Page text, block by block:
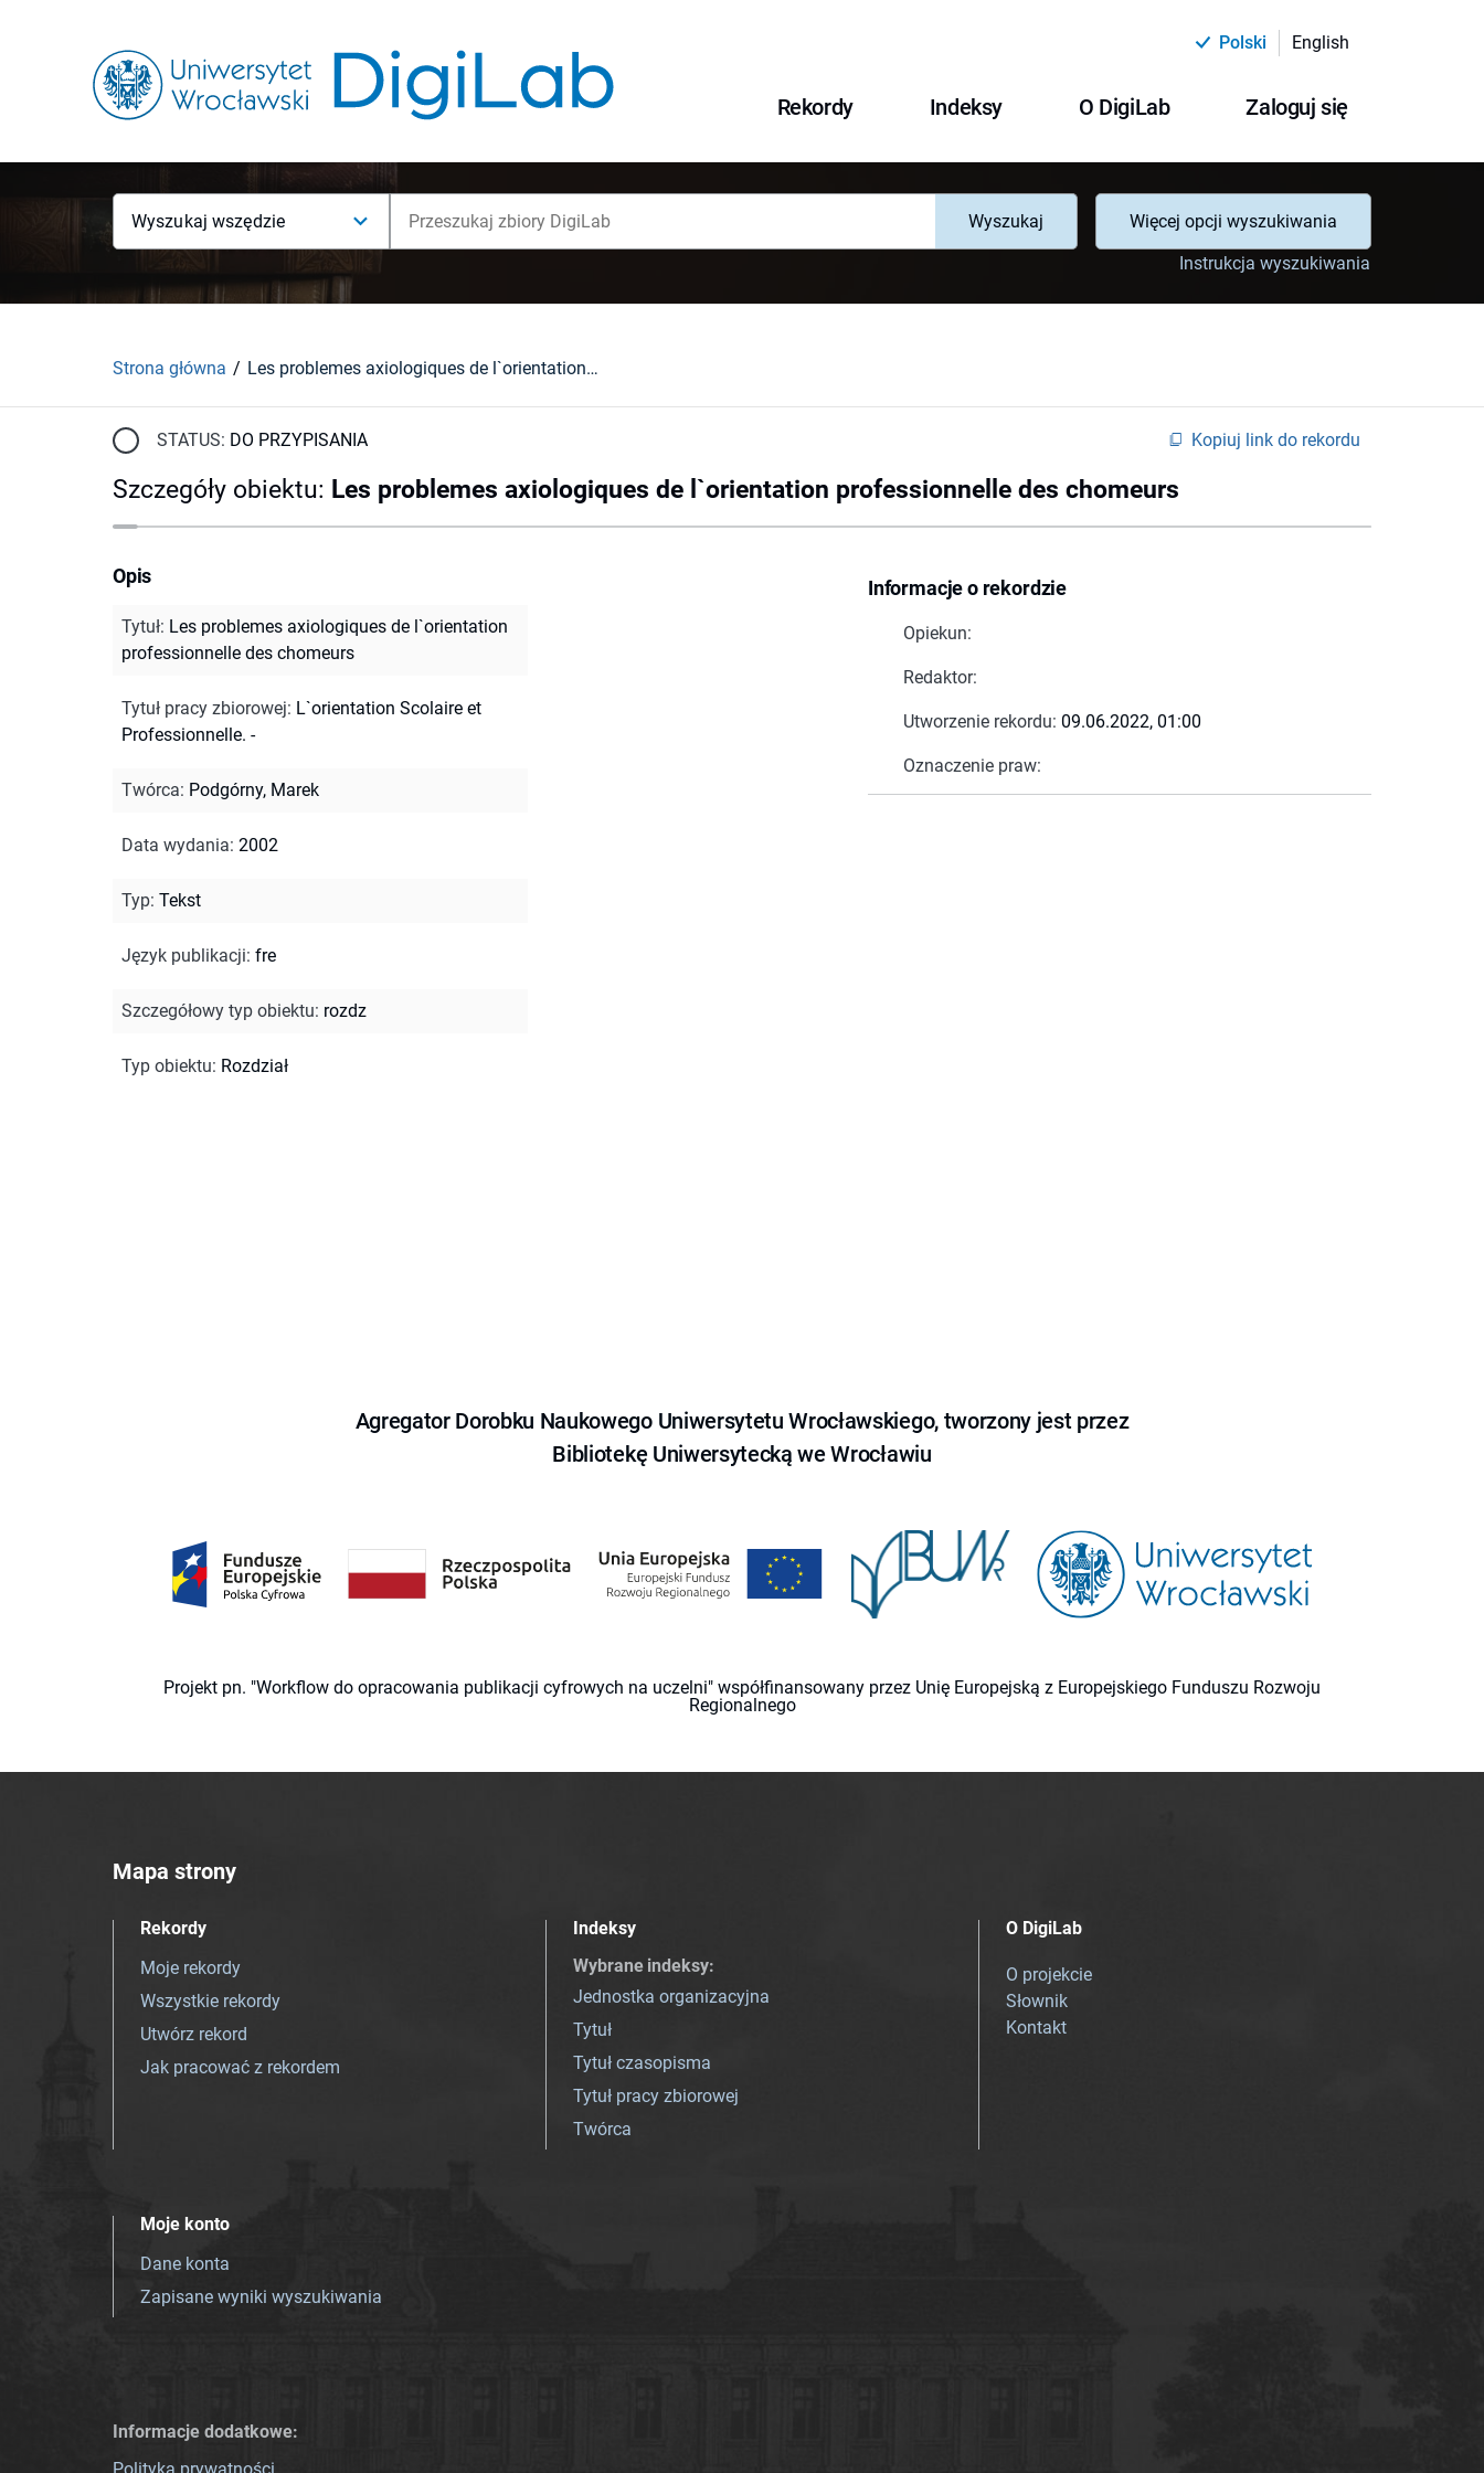
Polski English
Rekordy Indeksy O DigiLab Zaloguj się
Wyszukaj wszędzie Wyszukaj
Więcej opcji wyszukiwania
Instrukcja wyszukiwania
Strona główna Les problemes axiologiques de l`orientation professionnelle des chomeurs
STATUS: DO PRZYPISANIA Kopiuj link do rekordu
Szczegóły obiektu: Les problemes axiologiques de l`orientation professionnelle des chomeurs
Informacje o rekordzie
Opiekun:
Redaktor:
Utworzenie rekordu: 09.06.2022, 01:00
Oznaczenie praw:
Opis
Tytuł: Les problemes axiologiques de l`orientation
professionnelle des chomeurs
Tytuł pracy zbiorowej: L`orientation Scolaire et
Professionnelle. -
Twórca: Podgórny, Marek
Data wydania: 2002
Typ: Tekst
Język publikacji: fre
Szczegółowy typ obiektu: rozdz
Typ obiektu: Rozdział
Agregator Dorobku Naukowego Uniwersytetu Wrocławskiego, tworzony jest przez
Bibliotekę Uniwersytecką we Wrocławiu
Projekt pn. "Workflow do opracowania publikacji cyfrowych na uczelni" współfinansowany przez Unię Europejską z Europejskiego Funduszu Rozwoju
Regionalnego
Mapa strony
Rekordy
Moje rekordy
Wszystkie rekordy
Utwórz rekord
Jak pracować z rekordem
Indeksy
Wybrane indeksy:
Jednostka organizacyjna
Tytuł
Tytuł czasopisma
Tytuł pracy zbiorowej
Twórca
O DigiLab
O projekcie
Słownik
Kontakt
Moje konto
Dane konta
Zapisane wyniki wyszukiwania
Informacje dodatkowe: